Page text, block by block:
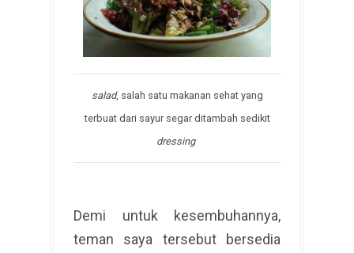
salad, salah satu makanan sehat yang
terbuat dari sayur segar ditambah sedikit
dressing
Demi untuk kesembuhannya,
teman saya tersebut bersedia